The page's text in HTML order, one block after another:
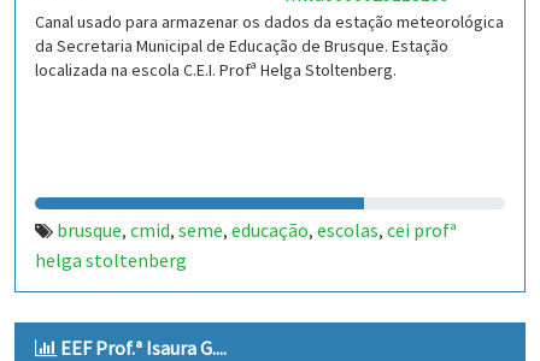
Canal usado para armazenar os dados da estação meteorológica
da Secretaria Municipal de Educação de Brusque. Estação
localizada na escola C.E.I. Profª Helga Stoltenberg.
brusque, cmid, seme, educação, escolas, cei profª
helga stoltenberg
EEF Prof.ª Isaura G....